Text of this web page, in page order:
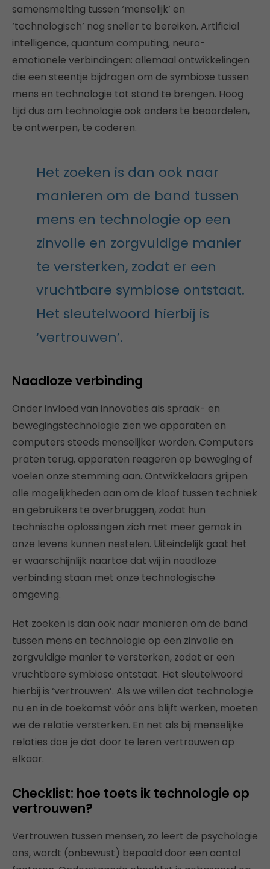
samensmelting tussen ‘menselijk’ en
‘technologisch’ nog sneller te bereiken. Artificial
intelligence, quantum computing, neuro-
emotionele verbindingen: allemaal ontwikkelingen
die een steentje bijdragen om de symbiose tussen
mens en technologie tot stand te brengen. Hoog
tijd dus om technologie ook anders te beoordelen,
te ontwerpen, te coderen.
Het zoeken is dan ook naar
manieren om de band tussen
mens en technologie op een
zinvolle en zorgvuldige manier
te versterken, zodat er een
vruchtbare symbiose ontstaat.
Het sleutelwoord hierbij is
‘vertrouwen’.
Naadloze verbinding
Onder invloed van innovaties als spraak- en
bewegingstechnologie zien we apparaten en
computers steeds menselijker worden. Computers
praten terug, apparaten reageren op beweging of
voelen onze stemming aan. Ontwikkelaars grijpen
alle mogelijkheden aan om de kloof tussen techniek
en gebruikers te overbruggen, zodat hun
technische oplossingen zich met meer gemak in
onze levens kunnen nestelen. Uiteindelijk gaat het
er waarschijnlijk naartoe dat wij in naadloze
verbinding staan met onze technologische
omgeving.
Het zoeken is dan ook naar manieren om de band
tussen mens en technologie op een zinvolle en
zorgvuldige manier te versterken, zodat er een
vruchtbare symbiose ontstaat. Het sleutelwoord
hierbij is ‘vertrouwen’. Als we willen dat technologie
nu en in de toekomst vóór ons blijft werken, moeten
we de relatie versterken. En net als bij menselijke
relaties doe je dat door te leren vertrouwen op
elkaar.
Checklist: hoe toets ik technologie op
vertrouwen?
Vertrouwen tussen mensen, zo leert de psychologie
ons, wordt (onbewust) bepaald door een aantal